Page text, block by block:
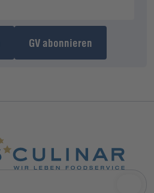
GV abonnieren